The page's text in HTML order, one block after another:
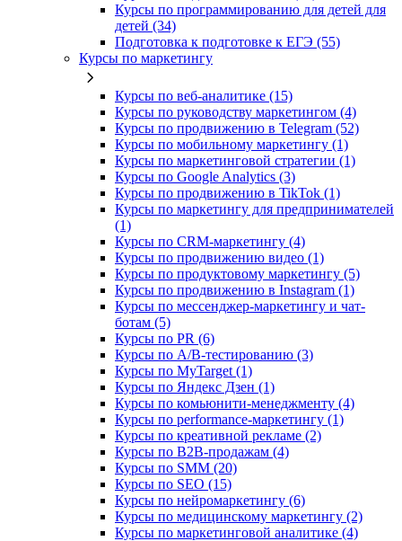
Курсы по программированию для детей для
детей (34)
Подготовка к подготовке к ЕГЭ (55)
Курсы по маркетингу
Курсы по веб-аналитике (15)
Курсы по руководству маркетингом (4)
Курсы по продвижению в Telegram (52)
Курсы по мобильному маркетингу (1)
Курсы по маркетинговой стратегии (1)
Курсы по Google Analytics (3)
Курсы по продвижению в TikTok (1)
Курсы по маркетингу для предпринимателей
(1)
Курсы по CRM-маркетингу (4)
Курсы по продвижению видео (1)
Курсы по продуктовому маркетингу (5)
Курсы по продвижению в Instagram (1)
Курсы по мессенджер-маркетингу и чат-
ботам (5)
Курсы по PR (6)
Курсы по A/B-тестированию (3)
Курсы по MyTarget (1)
Курсы по Яндекс Дзен (1)
Курсы по комьюнити-менеджменту (4)
Курсы по performance-маркетингу (1)
Курсы по креативной рекламе (2)
Курсы по B2B-продажам (4)
Курсы по SMM (20)
Курсы по SEO (15)
Курсы по нейромаркетингу (6)
Курсы по медицинскому маркетингу (2)
Курсы по маркетинговой аналитике (4)